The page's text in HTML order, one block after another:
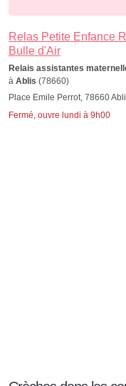
Relas Petite Enfance
Bulle d'Air
Relais assistantes
à Ablis (78660)
Place Emile Perrot, 78660
Fermé, ouvre lundi à 9h00